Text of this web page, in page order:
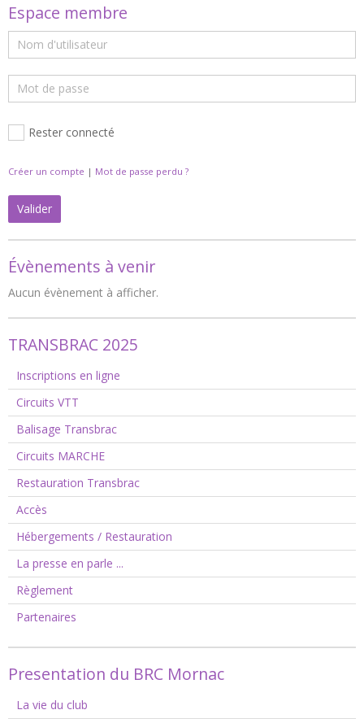
Espace membre
Rester connecté
Créer un compte | Mot de passe perdu ?
Valider
Évènements à venir
Aucun évènement à afficher.
TRANSBRAC 2025
Inscriptions en ligne
Circuits VTT
Balisage Transbrac
Circuits MARCHE
Restauration Transbrac
Accès
Hébergements / Restauration
La presse en parle ...
Règlement
Partenaires
Presentation du BRC Mornac
La vie du club